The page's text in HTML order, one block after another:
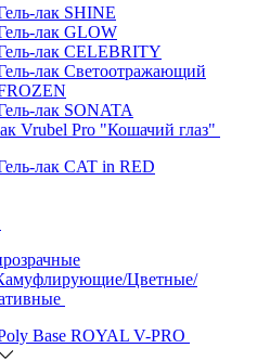
лак SHINE
лак GLOW
лак CELEBRITY
лак Светоотражающий
лак SONATA
Vrubel Pro "Кошачий глаз"
лак CAT in RED
Цветные/
Base ROYAL V-PRO